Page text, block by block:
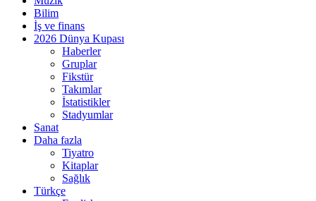
Bilim
İş ve finans
2026 Dünya Kupası
Haberler
Gruplar
Fikstür
Takımlar
İstatistikler
Stadyumlar
Sanat
Daha fazla
Tiyatro
Kitaplar
Sağlık
Türkçe